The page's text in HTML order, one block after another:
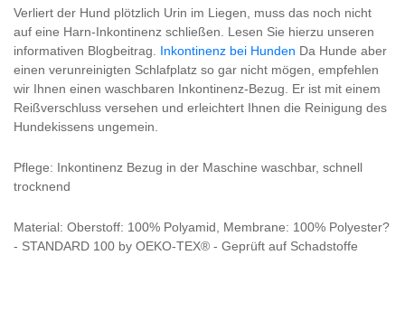
Verliert der Hund plötzlich Urin im Liegen, muss das noch nicht
auf eine Harn-Inkontinenz schließen. Lesen Sie hierzu unseren
informativen Blogbeitrag. Inkontinenz bei Hunden Da Hunde aber
einen verunreinigten Schlafplatz so gar nicht mögen, empfehlen
wir Ihnen einen waschbaren Inkontinenz-Bezug. Er ist mit einem
Reißverschluss versehen und erleichtert Ihnen die Reinigung des
Hundekissens ungemein.
Pflege: Inkontinenz Bezug in der Maschine waschbar, schnell
trocknend
Material: Oberstoff: 100% Polyamid, Membrane: 100% Polyester?
- STANDARD 100 by OEKO-TEX® - Geprüft auf Schadstoffe